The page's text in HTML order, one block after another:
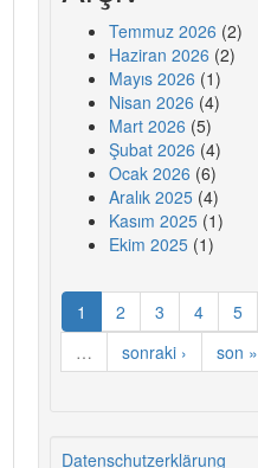
Temmuz 2026 (2)
Haziran 2026 (2)
Mayıs 2026 (1)
Nisan 2026 (4)
Mart 2026 (5)
Şubat 2026 (4)
Ocak 2026 (6)
Aralık 2025(4)
Kasım 2025(1)
Ekim 2025(1)
1 2 3 4 5
…
sonraki › son »
Datenschutzerklärung